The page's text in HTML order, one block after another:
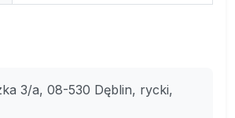
3/a, 08-530 Dęblin, rycki,